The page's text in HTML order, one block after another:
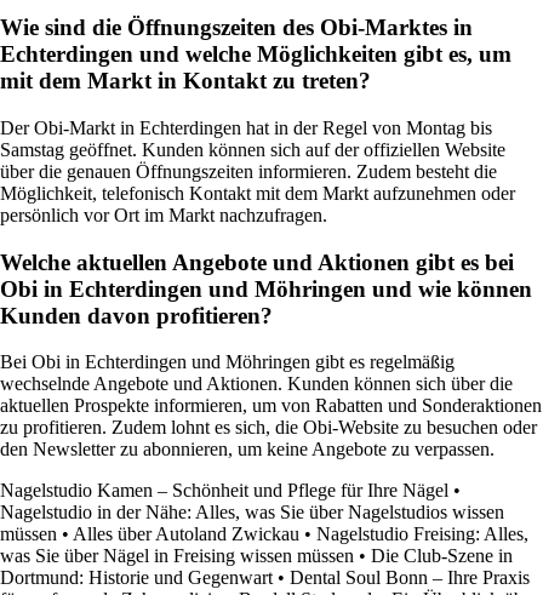
Wie sind die Öffnungszeiten des Obi-Marktes in
Echterdingen und welche Möglichkeiten gibt es, um
mit dem Markt in Kontakt zu treten?
Der Obi-Markt in Echterdingen hat in der Regel von Montag bis
Samstag geöffnet. Kunden können sich auf der offiziellen Website
über die genauen Öffnungszeiten informieren. Zudem besteht die
Möglichkeit, telefonisch Kontakt mit dem Markt aufzunehmen oder
persönlich vor Ort im Markt nachzufragen.
Welche aktuellen Angebote und Aktionen gibt es bei
Obi in Echterdingen und Möhringen und wie können
Kunden davon profitieren?
Bei Obi in Echterdingen und Möhringen gibt es regelmäßig
wechselnde Angebote und Aktionen. Kunden können sich über die
aktuellen Prospekte informieren, um von Rabatten und Sonderaktionen
zu profitieren. Zudem lohnt es sich, die Obi-Website zu besuchen oder
den Newsletter zu abonnieren, um keine Angebote zu verpassen.
Nagelstudio Kamen – Schönheit und Pflege für Ihre Nägel •
Nagelstudio in der Nähe: Alles, was Sie über Nagelstudios wissen
müssen • Alles über Autoland Zwickau • Nagelstudio Freising: Alles,
was Sie über Nägel in Freising wissen müssen • Die Club-Szene in
Dortmund: Historie und Gegenwart • Dental Soul Bonn – Ihre Praxis